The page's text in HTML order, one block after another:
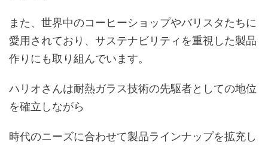
また、世界中のコーヒーショップやバリスタたちに
愛用されており、サステナビリティを重視した製品
作りにも取り組んでいます。
ハリオさんは耐熱ガラス技術の先駆者としての地位
を確立しながら
時代のニーズに合わせて製品ラインナップを拡充し